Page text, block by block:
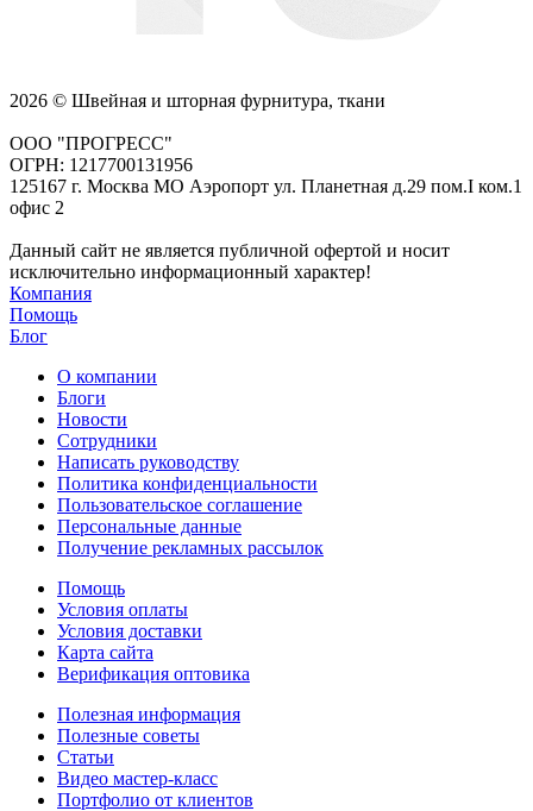
2026 © Швейная и шторная фурнитура, ткани
ООО "ПРОГРЕСС"
ОГРН: 1217700131956
125167 г. Москва МО Аэропорт ул. Планетная д.29 пом.I ком.1
офис 2
Данный сайт не является публичной офертой и носит
исключительно информационный характер!
Компания
Помощь
Блог
О компании
Блоги
Новости
Сотрудники
Написать руководству
Политика конфиденциальности
Пользовательское соглашение
Персональные данные
Получение рекламных рассылок
Помощь
Условия оплаты
Условия доставки
Карта сайта
Верификация оптовика
Полезная информация
Полезные советы
Статьи
Видео мастер-класс
Портфолио от клиентов